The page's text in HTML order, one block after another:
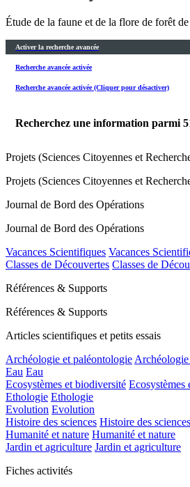
Étude de la faune et de la flore de forêt
Activer la recherche avancée
Recherche avancée activée
Recherche avancée activée (Cliquer pour désactiver)
Recherchez une information parmi
Projets (Sciences Citoyennes et
Projets (Sciences Citoyennes et
Journal de Bord des Opérations
Journal de Bord des Opérations
Vacances Scientifiques Vacances
Classes de Découvertes Classes de
Références & Supports
Références & Supports
Articles scientifiques et petits essais
Archéologie et paléontologie
Eau Eau
Ecosystèmes et biodiversité Ecosystèmes
Ethologie Ethologie
Evolution Evolution
Histoire des sciences Histoire des sciences
Humanité et nature Humanité et nature
Jardin et agriculture Jardin et agriculture
Fiches activités